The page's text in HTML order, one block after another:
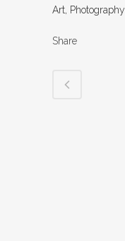
Art, Photography
Share